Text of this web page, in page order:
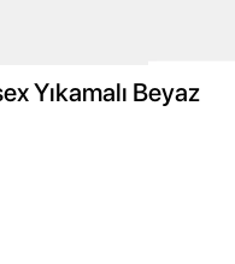
Yıkamalı Beyaz